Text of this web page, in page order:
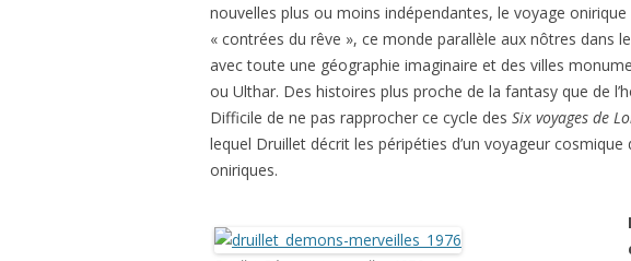
nouvelles plus ou moins indépendantes, le voyage
« contrées du rêve », ce monde parallèle aux nôtres dans
avec toute une géographie imaginaire et des villes
ou Ulthar. Des histoires plus proche de la fantasy que de
Difficile de ne pas rapprocher ce cycle des Six voyages de
lequel Druillet décrit les péripéties d’un voyageur
oniriques.